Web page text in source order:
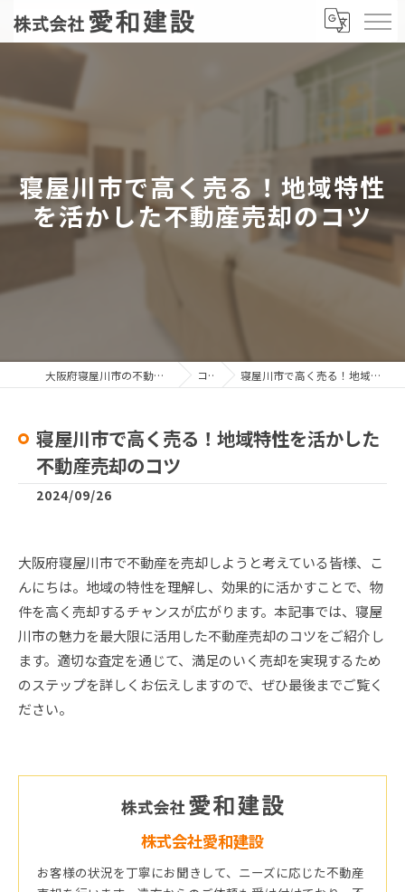
寝屋川市で高く売る！地域特性
を活かした不動産売却のコツ
大阪府寝屋川市の不動産売却なら株式会社愛和建設 コラム 寝屋川市で高く売る！地域特性を活かした不動産売却のコツ
寝屋川市で高く売る！地域特性を活かした
不動産売却のコツ
2024/09/26
大阪府寝屋川市で不動産を売却しようと考えている皆様、こ
んにちは。地域の特性を理解し、効果的に活かすことで、物
件を高く売却するチャンスが広がります。本記事では、寝屋
川市の魅力を最大限に活用した不動産売却のコツをご紹介し
ます。適切な査定を通じて、満足のいく売却を実現するため
のステップを詳しくお伝えしますので、ぜひ最後までご覧く
ださい。
株式会社愛和建設
お客様の状況を丁寧にお聞きして、ニーズに応じた不動産